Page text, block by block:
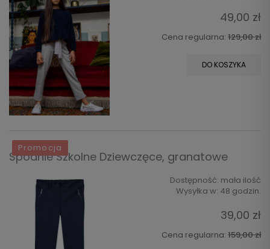
49,00 zł
Cena regularna: 129,00 zł
DO KOSZYKA
Spodnie Szkolne Dziewczęce, granatowe
Dostępność: mała ilość
Wysyłka w: 48 godzin.
39,00 zł
Cena regularna: 159,00 zł
Promocja